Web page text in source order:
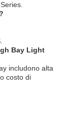
Bay Light
includono alta
costo di